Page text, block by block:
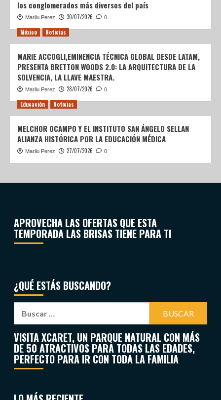
los conglomerados más diversos del país
Marilu Perez 30/07/2026 0
México Noticias
MARIE ACCOGLI,EMINENCIA TÉCNICA GLOBAL DESDE LATAM,
PRESENTA BRETTON WOODS 2.0: LA ARQUITECTURA DE LA
SOLVENCIA, LA LLAVE MAESTRA.
Marilu Perez 28/07/2026 0
Educación Noticias
MELCHOR OCAMPO Y EL INSTITUTO SAN ÁNGELO SELLAN
ALIANZA HISTÓRICA POR LA EDUCACIÓN MÉDICA
Marilu Perez 27/07/2026 0
APROVECHA LAS OFERTAS QUE ESTA
TEMPORADA LAS BRISAS TIENE PARA TI
¿QUÉ ESTÁS BUSCANDO?
VISITA XCARET, UN PARQUE NATURAL CON MÁS
DE 50 ATRACTIVOS PARA TODAS LAS EDADES,
PERFECTO PARA IR CON TODA LA FAMILIA